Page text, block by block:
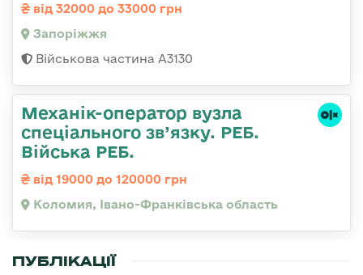
від 32000 до 33000 грн
Запоріжжя
Військова частина А3130
Механік-оператор вузла
спеціального зв’язку. РЕБ.
Війська РЕБ.
від 19000 до 120000 грн
Коломия, Івано-Франківська область
ПУБЛІКАЦІЇ